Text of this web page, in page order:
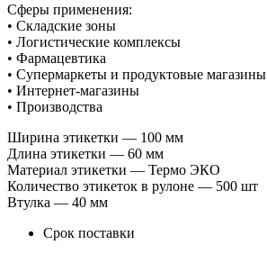
Сферы применения:
• Складские зоны
• Логистические комплексы
• Фармацевтика
• Супермаркеты и продуктовые магазины
• Интернет-магазины
• Производства
Ширина этикетки — 100 мм
Длина этикетки — 60 мм
Материал этикетки — Термо ЭКО
Количество этикеток в рулоне — 500 шт
Втулка — 40 мм
Срок поставки